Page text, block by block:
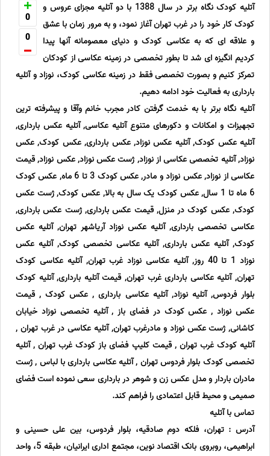
0
0
آتلیه کودک نگاه برتر در سال 1388 با دو آتلیه مجزای عروس و
کودک کار خود را در غرب تهران آغاز نمود، و به مرور زمان با عشق
و علاقه ای که به عکاسی کودک و دنیای معصومانه آنها پیدا
کردیم انگیزه ای شد تا بطور تخصصی در زمینه عکاسی از کودکان
تمرکز کنیم و بصورت تخصصی فقط در زمینه عکاسی کودک، نوزاد و آتلیه
بارداری به فعالیت خود ادامه دهیم.
آتلیه نگاه برتر با به خدمت گرفتن کادر مجرب خانم وآقا و پیشرفته ترین
تجهیزات و امکانات و دکورهای متنوع آتلیه عکاسی, آتلیه عکس بارداری,
آتلیه عکس کودک, آتلیه عکس نوزاد, عکس بارداری, عکس کودک, عکس
نوزاد, آتلیه تخصصی عکاسی از نوزاد, ژست عکس نوزاد, عکس نوزاد, قیمت
عکاسی از نوزاد, عکس نوزاد و مادر, عکس کودک 3 تا 6 ماه, عکس کودک
6 ماه تا 1 سال, عکس کودک یک سال به بالا, عکس کودک, ژست عکس
کودک, عکس کودک در منزل, قیمت عکس بارداری, ژست عکس بارداری,
عکاسی تخصصی بارداری, آتلیه عکس نوزاد آریاشهر تهران, آتلیه عکس
کودک, آتلیه عکس بارداری, آتلیه عکاسی تخصصی کودک, آتلیه عکس
نوزاد 1 تا 40 روز, آتلیه عکاسی نوزاد غرب تهران, آتلیه عکاسی کودک
تهران, آتلیه عکاسی بارداری غرب تهران, قیمت آتلیه بارداری, آتلیه کودک
بلوار فردوس, آتلیه نوزاد, آتلیه عکاسی بارداری , عکس کودک , قیمت
عکس نوزاد , عکس کودک در فضای باز , آتلیه تخصصی نوزاد خیابان
کاشانی, ژست عکس نوزاد و مادرغرب تهران, آتلیه عکاسی در غرب تهران ,
آتلیه کودک غرب تهران , قیمت کلیپ فضای باز کودک غرب تهران , آتلیه
تخصصی کودک بلوار فردوس تهران , آتلیه عکاسی بارداری با لباس , ژست
مادران باردار و مدل عکس زن و شوهر در بارداری سعی نموده است فضای
صمیمی و محیط قابل اعتمادی را فراهم کند.
‏‎آدرس : تهران، فلکه دوم صادقیه، بلوار فردوس، بین علی حسینی و
ابراهیمی، روبروی بانک اقتصاد نوین، مجتمع اداری ایرانیان، طبقه 5، واحد